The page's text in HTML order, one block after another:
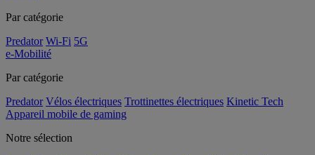
Par catégorie
Predator Wi-Fi 5G
e-Mobilité
Par catégorie
Predator Vélos électriques Trottinettes électriques Kinetic Tech
Appareil mobile de gaming
Notre sélection